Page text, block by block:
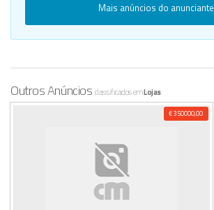
Mais anúncios do anunciante
Outros Anúncios classificados emLojas
€ 350000,00